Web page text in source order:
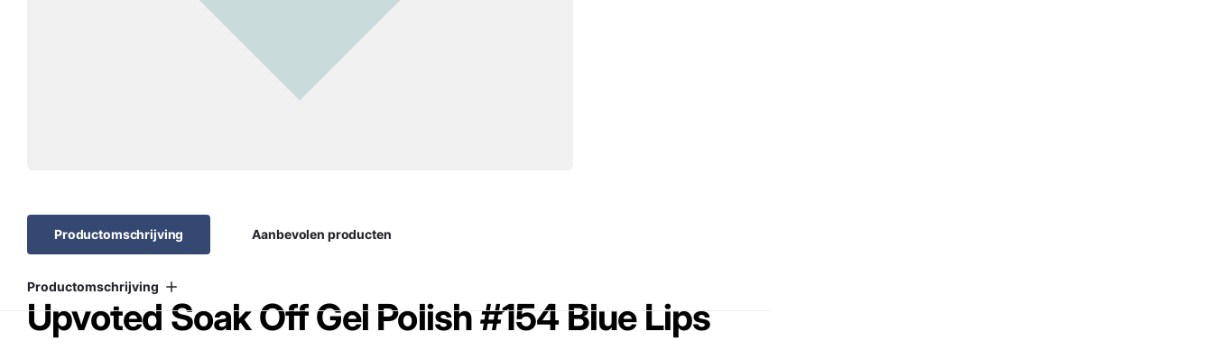
Productomschrijving Aanbevolen producten
Productomschrijving
Upvoted Soak Off Gel Polish #154 Blue Lips